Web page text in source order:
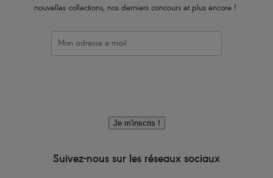
nouvelles collections, nos derniers concours et plus encore !
Je m'inscris !
Suivez-nous sur les réseaux sociaux